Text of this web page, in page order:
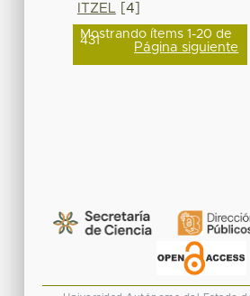
ITZEL [4]
Mostrando ítems 1-20 de
431 Página siguiente